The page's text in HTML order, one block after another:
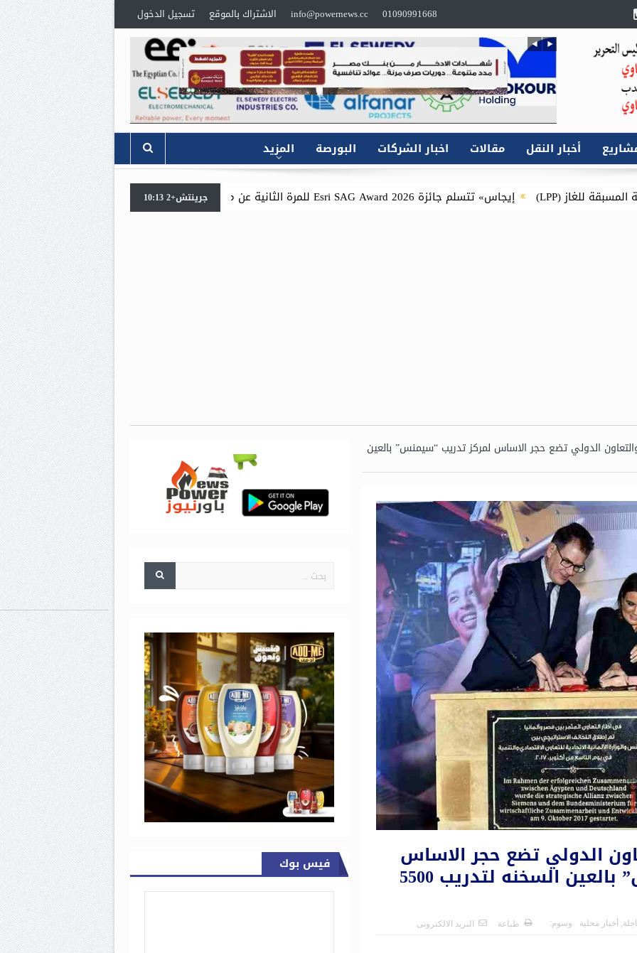
01090991668
info@powernews.cc الاشتراك بالموقع تسجيل الدخول
أخبار النقل مقالات اخبار الشركات البورصة المزيد
إيجاس» تتسلم جائزة Esri SAG Award 2026 للمرة الثانية عن مشروع توصيل الغاز الطبيعي للمنازل سيدبك تؤكد ريادتها في جرينتش+2 10:13
والتعاون الدولي تضع حجر الاساس لمركز تدريب “سيمنس” بالعين
الدولي تضع حجر الاساس
لمركز تدريب “سيمنس” بالعين السخنه لتدريب 5500
, أخبار محلية وسوم: طباعة البريد الالكترونى
فيس بوك